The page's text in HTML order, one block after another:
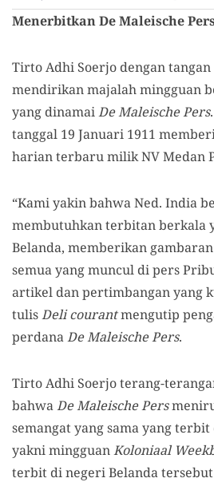
Menerbitkan De Maleische Pers
Tirto Adhi Soerjo dengan
mendirikan majalah mingguan
yang dinamaiDe Maleische Pers
tanggal 19 Januari 1911
harian terbaru milik NV Medan
“Kami yakin bahwa Ned. India
membutuhkan terbitan berkala
Belanda, memberikan
semua yang muncul di pers
artikel dan pertimbangan yang
tulisDeli courantmengutip
perdanaDe Maleische Pers.
Tirto Adhi Soerjo terang-
bahwaDe Maleische Pers
semangat yang sama yang terbit
yakni mingguanKoloniaal
terbit di negeri Belanda